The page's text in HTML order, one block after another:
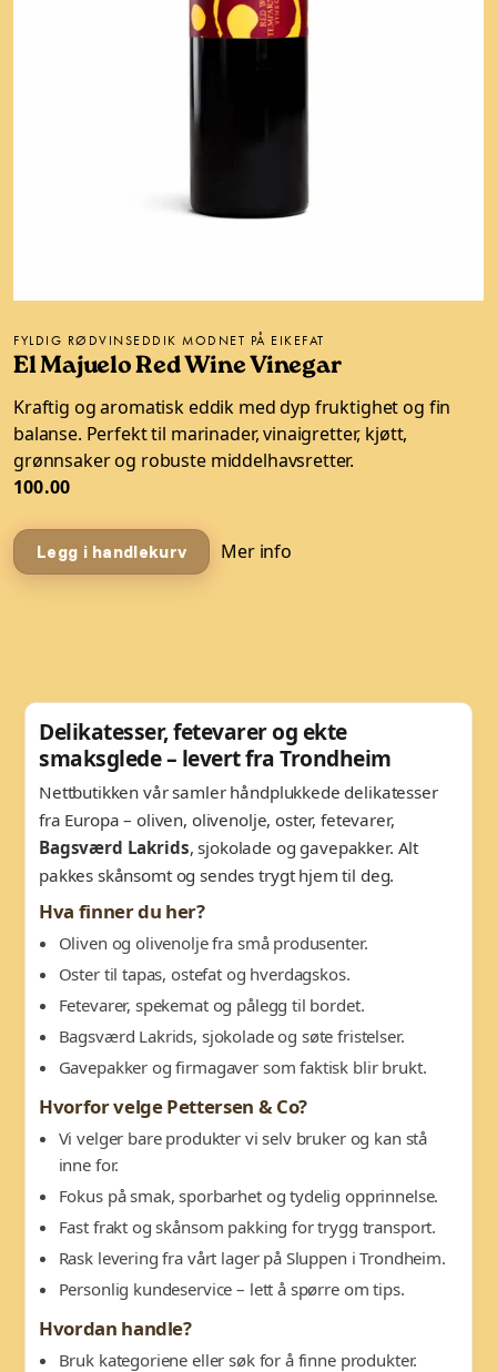
FYLDIG RØDVINSEDDIK MODNET PÅ EIKEFAT
El Majuelo Red Wine Vinegar
Kraftig og aromatisk eddik med dyp fruktighet og fin
balanse. Perfekt til marinader, vinaigretter, kjøtt,
grønnsaker og robuste middelhavsretter.
100.00
Legg i handlekurv Mer info
Delikatesser, fetevarer og ekte
smaksglede – levert fra Trondheim
Nettbutikken vår samler håndplukkede delikatesser
fra Europa – oliven, olivenolje, oster, fetevarer,
Bagsværd Lakrids, sjokolade og gavepakker. Alt
pakkes skånsomt og sendes trygt hjem til deg.
Hva finner du her?
Oliven og olivenolje fra små produsenter.
Oster til tapas, ostefat og hverdagskos.
Fetevarer, spekemat og pålegg til bordet.
Bagsværd Lakrids, sjokolade og søte fristelser.
Gavepakker og firmagaver som faktisk blir brukt.
Hvorfor velge Pettersen & Co?
Vi velger bare produkter vi selv bruker og kan stå
inne for.
Fokus på smak, sporbarhet og tydelig opprinnelse.
Fast frakt og skånsom pakking for trygg transport.
Rask levering fra vårt lager på Sluppen i Trondheim.
Personlig kundeservice – lett å spørre om tips.
Hvordan handle?
Bruk kategoriene eller søk for å finne produkter.